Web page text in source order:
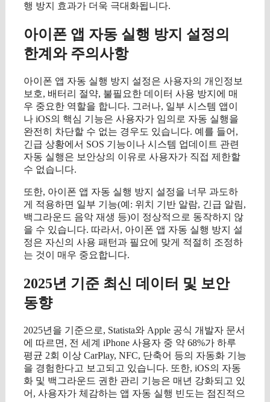
행 방지 효과가 더욱 극대화됩니다.
아이폰 앱 자동 실행 방지 설정의
한계와 주의사항
아이폰 앱 자동 실행 방지 설정은 사용자의 개인정보
보호, 배터리 절약, 불필요한 데이터 사용 방지에 매
우 중요한 역할을 합니다. 그러나, 일부 시스템 앱이
나 iOS의 핵심 기능은 사용자가 임의로 자동 실행을
완전히 차단할 수 없는 경우도 있습니다. 예를 들어,
긴급 상황에서 SOS 기능이나 시스템 업데이트 관련
자동 실행은 보안상의 이유로 사용자가 직접 제한할
수 없습니다.
또한, 아이폰 앱 자동 실행 방지 설정을 너무 과도하
게 적용하면 일부 기능(예: 위치 기반 알람, 긴급 알림,
백그라운드 음악 재생 등)이 정상적으로 동작하지 않
을 수 있습니다. 따라서, 아이폰 앱 자동 실행 방지 설
정은 자신의 사용 패턴과 필요에 맞게 적절히 조정하
는 것이 매우 중요합니다.
2025년 기준 최신 데이터 및 보안
동향
2025년을 기준으로, Statista와 Apple 공식 개발자 문서
에 따르면, 전 세계 iPhone 사용자 중 약 68%가 하루
평균 2회 이상 CarPlay, NFC, 단축어 등의 자동화 기능
을 경험한다고 보고되고 있습니다. 또한, iOS의 자동
화 및 백그라운드 권한 관리 기능은 매년 강화되고 있
어, 사용자가 체감하는 앱 자동 실행 빈도는 점진적으